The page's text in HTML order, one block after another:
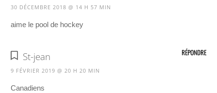
30 DÉCEMBRE 2018 @ 14 H 57 MIN
aime le pool de hockey
St-jean
9 FÉVRIER 2019 @ 20 H 20 MIN
Canadiens
RÉPONDRE